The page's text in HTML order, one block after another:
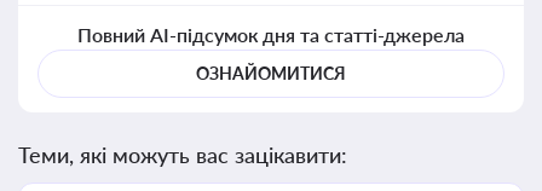
Повний AI-підсумок дня та статті-джерела
ОЗНАЙОМИТИСЯ
Теми, які можуть вас зацікавити: